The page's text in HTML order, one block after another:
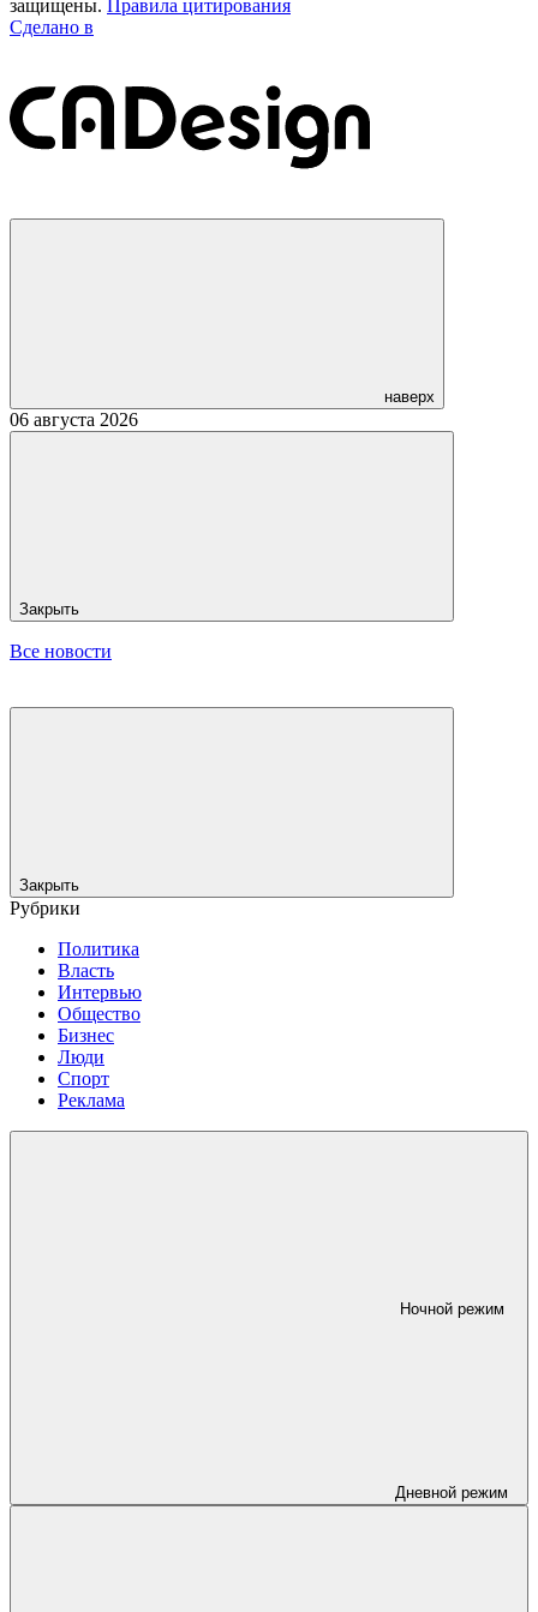
защищены.
Правила цитирования
Сделано в
наверх
06 августа 2026
Закрыть
Все новости
Закрыть
Рубрики
Политика
Власть
Интервью
Общество
Бизнес
Люди
Спорт
Реклама
Ночной режим
Дневной режим